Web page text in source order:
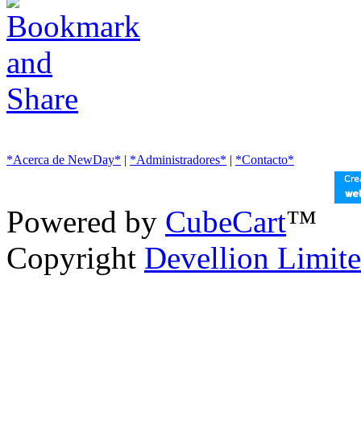
*Acerca de NewDay* | *Administradores* | *Contacto*
Powered by CubeCart™
Copyright Devellion